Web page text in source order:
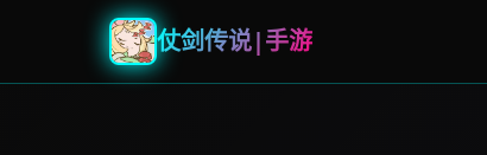
仗剑传说|手游